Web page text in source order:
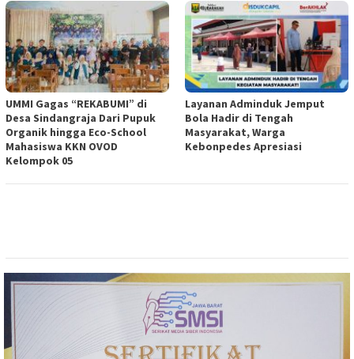
UMMI Gagas “REKABUMI” di
Desa Sindangraja Dari Pupuk
Organik hingga Eco-School
Mahasiswa KKN OVOD
Kelompok 05
Layanan Adminduk Jemput
Bola Hadir di Tengah
Masyarakat, Warga
Kebonpedes Apresiasi